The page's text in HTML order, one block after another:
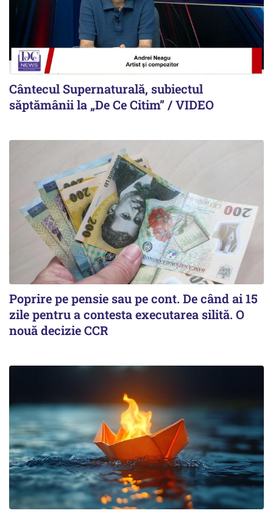
Cântecul Supernaturală, subiectul
săptămânii la „De Ce Citim” / VIDEO
Poprire pe pensie sau pe cont. De când ai 15
zile pentru a contesta executarea silită. O
nouă decizie CCR